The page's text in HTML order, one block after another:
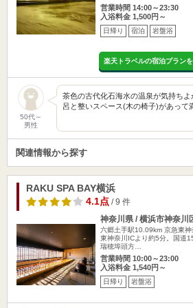
営業時間 14:00～23:30
入浴料金 1,500円～
日帰り 宿泊 岩盤浴
楽天トラベルの宿泊プラン
50代～
男性
茶色の古代化石海水の温泉が気持ち
呂と整いスペース(木の椅子)があって
関連情報から探す
RAKU SPA BAY横浜
4.1点/ 9 件
神奈川県 / 横浜市神奈川
六郷土手駅10.09km 京急東
東神奈川ICより約5分。国道
瑞穂埠頭方…
営業時間 10:00～23:00
入浴料金 1,540円～
日帰り 岩盤浴